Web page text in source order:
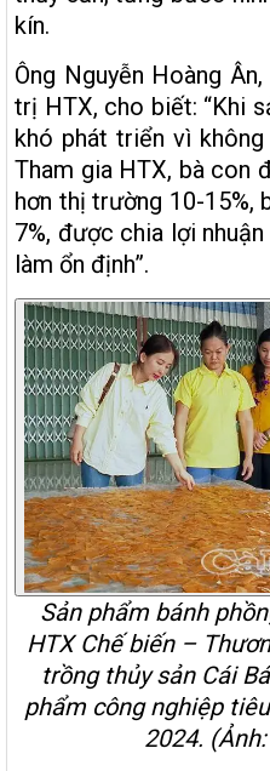
kín.
Ông Nguyễn Hoàng
trị HTX, cho biết: “Khi
khó phát triển vì
Tham gia HTX, bà con
hơn thị trường 10-15%,
7%, được chia lợi
làm ổn định”.
Sản phẩm bánh
HTX Chế biến –
trồng thủy sản Cái
phẩm công nghiệp
2024.